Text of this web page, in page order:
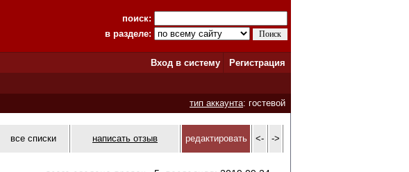
поиск:
в разделе:
Вход в систему
Регистрация
тип аккаунта: гостевой
все списки написать отзыв редактировать <- ->